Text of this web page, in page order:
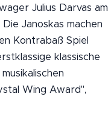
Julius Darvas am
Janoskas machen
Kontrabaß Spiel
klassische
Wing Award",